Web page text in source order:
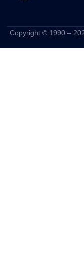
Copyright © 1990 –